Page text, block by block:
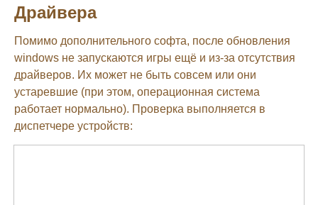
Драйвера
Помимо дополнительного софта, после обновления
windows не запускаются игры ещё и из-за отсутствия
драйверов. Их может не быть совсем или они
устаревшие (при этом, операционная система
работает нормально). Проверка выполняется в
диспетчере устройств: